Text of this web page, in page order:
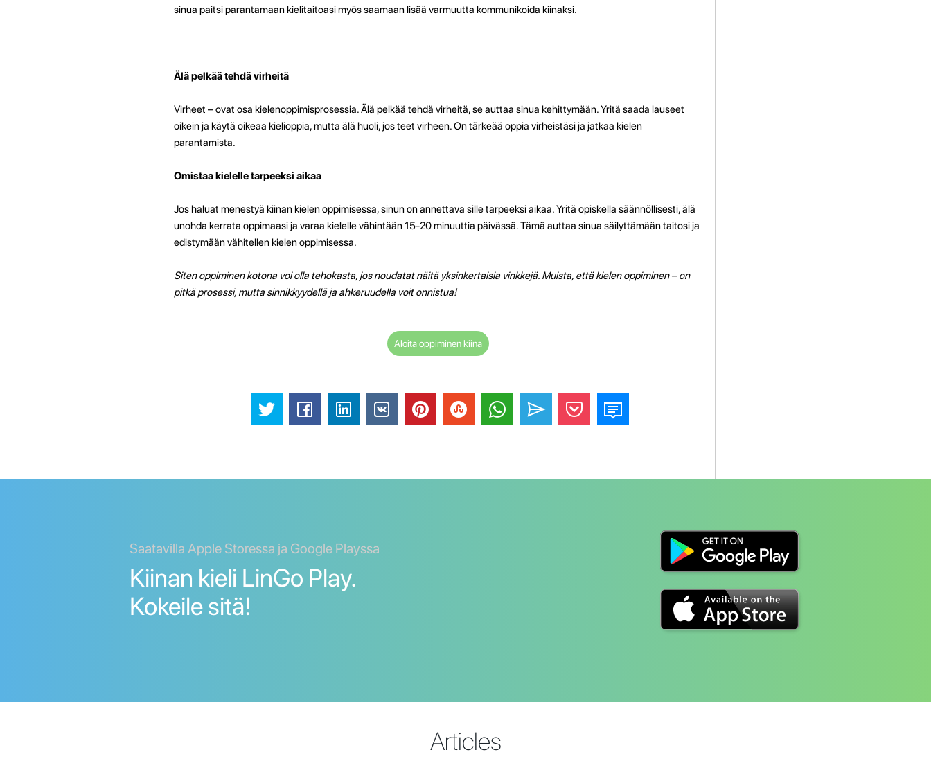
sinua paitsi parantamaan kielitaitoasi myös saamaan lisää varmuutta kommunikoida kiinaksi.
Älä pelkää tehdä virheitä
Virheet – ovat osa kielenoppimisprosessia. Älä pelkää tehdä virheitä, se auttaa sinua kehittymään. Yritä saada lauseet
oikein ja käytä oikeaa kielioppia, mutta älä huoli, jos teet virheen. On tärkeää oppia virheistäsi ja jatkaa kielen
parantamista.
Omistaa kielelle tarpeeksi aikaa
Jos haluat menestyä kiinan kielen oppimisessa, sinun on annettava sille tarpeeksi aikaa. Yritä opiskella säännöllisesti, älä
unohda kerrata oppimaasi ja varaa kielelle vähintään 15-20 minuuttia päivässä. Tämä auttaa sinua säilyttämään taitosi ja
edistymään vähitellen kielen oppimisessa.
Siten oppiminen kotona voi olla tehokasta, jos noudatat näitä yksinkertaisia vinkkejä. Muista, että kielen oppiminen – on
pitkä prosessi, mutta sinnikkyydellä ja ahkeruudella voit onnistua!
Aloita oppiminen kiina
Saatavilla Apple Storessa ja Google Playssa
Kiinan kieli LinGo Play.
Kokeile sitä!
Articles